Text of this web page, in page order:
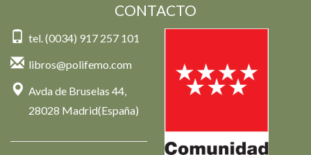
CONTACTO
tel. (0034) 917 257 101
libros@polifemo.com
Avda de Bruselas 44,
28028 Madrid(España)